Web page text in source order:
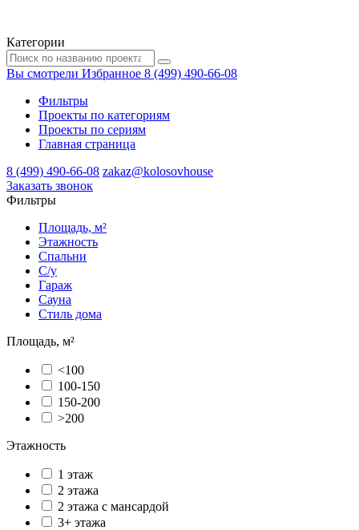
Категории
Вы смотрели Избранное 8 (499) 490-66-08
Фильтры
Проекты по категориям
Проекты по сериям
Главная страница
8 (499) 490-66-08 zakaz@kolosovhouse
3аказать звонок
Фильтры
Площадь, м²
Этажность
Спальни
С/у
Гараж
Сауна
Стиль дома
Площадь, м²
<100
100-150
150-200
>200
Этажность
1 этаж
2 этажа
2 этажа с мансардой
3+ этажа